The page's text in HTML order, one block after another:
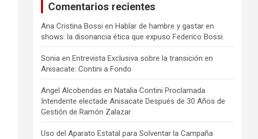
Comentarios recientes
Ana Cristina Bossi enHablar de hambre y gastar en
shows: la disonancia ética que expuso Federico Bossi
Sonia enEntrevista Exclusiva sobre la transición en
Anisacate: Contini a Fondo
Angel Alcobendas enNatalia Contini Proclamada
Intendente electade Anisacate Después de 30 Años de
Gestión de Ramón Zalazar
Uso del Aparato Estatal para Solventar la Campaña